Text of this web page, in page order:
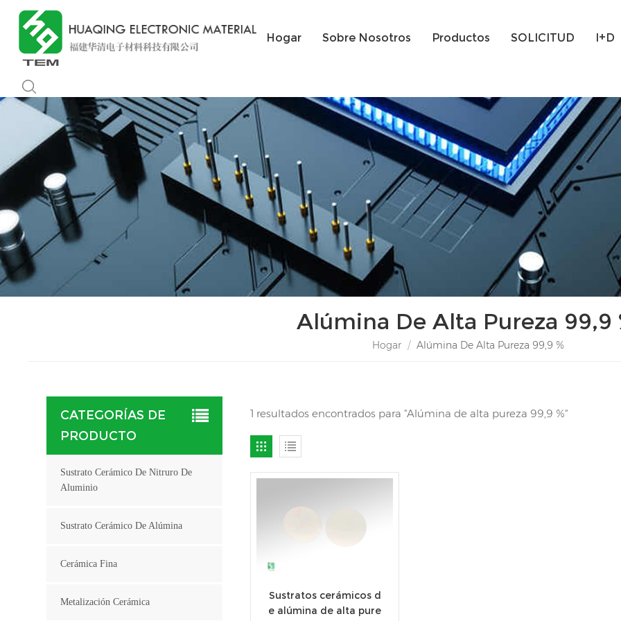
Hogar Sobre Nosotros Productos SOLICITUD I+D
Alúmina De Alta Pureza 99,9
Hogar / Alúmina De Alta Pureza 99,9 %
1 resultados encontrados para "Alúmina de alta pureza 99,9 %"
Sustratos cerámicos d
e alúmina de alta pure
CATEGORÍAS DE
PRODUCTO
Sustrato Cerámico De Nitruro De
Aluminio
Sustrato Cerámico De Alúmina
Cerámica Fina
Metalización Cerámica